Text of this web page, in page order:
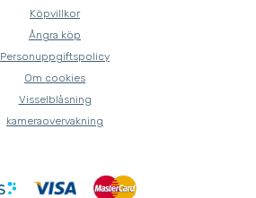
Köpvillkor
Ångra köp
Personuppgiftspolicy
Om cookies
Visselblåsning
kameraovervakning